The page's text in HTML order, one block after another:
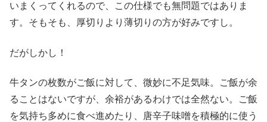
いまくってくれるので、この仕様でも無問題ではありま
す。そもそも、厚切りより薄切りの方が好みですし。
だがしかし！
牛タンの枚数がご飯に対して、微妙に不足気味。ご飯が余
ることはないですが、余裕があるわけでは全然ない。ご飯
を気持ち多めに食べ進めたり、唐辛子味噌を積極的に使う